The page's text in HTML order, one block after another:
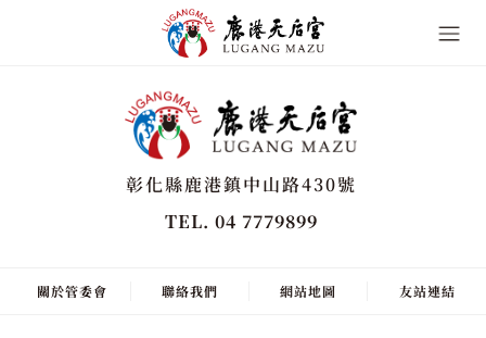
彰化縣鹿港鎮中山路430號
TEL. 04 7779899
關於管委會 聯絡我們 網站地圖 友站連結